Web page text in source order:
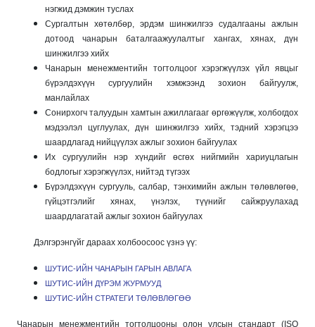
нэгжид дэмжин туслах
Сургалтын хөтөлбөр, эрдэм шинжилгээ судалгааны ажлын
дотоод чанарын баталгаажуулалтыг хангах, хянах, дүн
шинжилгээ хийх
Чанарын менежментийн тогтолцоог хэрэгжүүлэх үйл явцыг
бүрэлдэхүүн сургуулийн хэмжээнд зохион байгуулж,
манлайлах
Сонирхогч талуудын хамтын ажиллагааг өргөжүүлж, холбогдох
мэдээлэл цуглуулах, дүн шинжилгээ хийх, тэдний хэрэгцээ
шаардлагад нийцүүлэх ажлыг зохион байгуулах
Их сургуулийн нэр хүндийг өсгөх нийгмийн хариуцлагын
бодлогыг хэрэгжүүлэх, нийтэд түгээх
Бүрэлдэхүүн сургууль, салбар, тэнхимийн ажлын төлөвлөгөө,
гүйцэтгэлийг хянах, үнэлэх, түүнийг сайжруулахад
шаардлагатай ажлыг зохион байгуулах
Дэлгэрэнгүйг дараах холбоосоос үзнэ үү:
ШУТИС-ИЙН ЧАНАРЫН ГАРЫН АВЛАГА
ШУТИС-ИЙН ДҮРЭМ ЖУРМУУД
ШУТИС-ИЙН СТРАТЕГИ ТӨЛӨВЛӨГӨӨ
Чанарын менежментийн тогтолцооны олон улсын стандарт (ISO